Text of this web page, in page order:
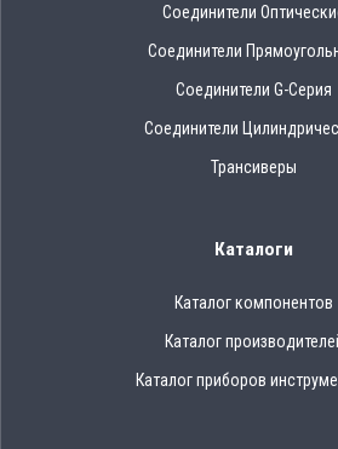
Соединители
Соединители
Соединители G-Серия
Соединители
Трансиверы
Каталоги
Каталог компонентов
Каталог
Каталог приборов